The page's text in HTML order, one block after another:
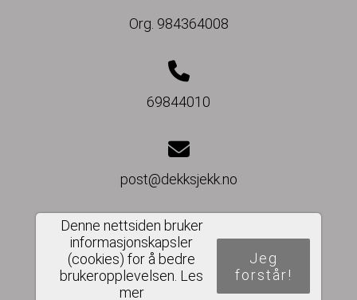
Org. 984364008
69844010
post@dekksjekk.no
Del nettside
Denne nettsiden bruker
informasjonskapsler
(cookies) for å bedre
brukeropplevelsen. Les
mer
Jeg
forstår!